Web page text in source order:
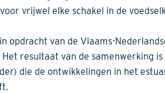
vrijwel elke schakel in de
opdracht van de Vlaams-
resultaat van de samenwerking is
die de ontwikkelingen in het